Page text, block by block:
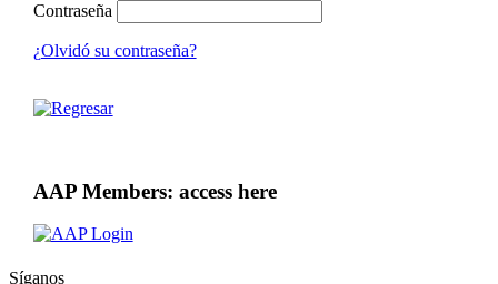
Contraseña
¿Olvidó su contraseña?
AAP Members: access here
Síganos